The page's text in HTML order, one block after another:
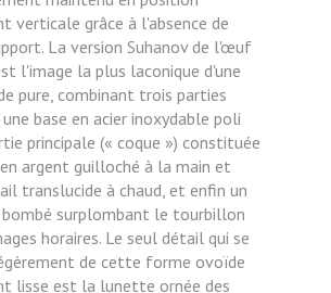
verticale grâce à l'absence de
La version Suhanov de l'œuf
l'image la plus laconique d'une
pure, combinant trois parties
base en acier inoxydable poli
principale (« coque ») constituée
argent guilloché à la main et
translucide à chaud, et enfin un
bombé surplombant le tourbillon
horaires. Le seul détail qui se
de cette forme ovoïde
lisse est la lunette ornée des